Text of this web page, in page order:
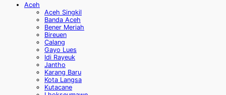
Aceh
Aceh Singkil
Banda Aceh
Bener Meriah
Bireuen
Calang
Gayo Lues
Idi Rayeuk
Jantho
Karang Baru
Kota Langsa
Kutacane